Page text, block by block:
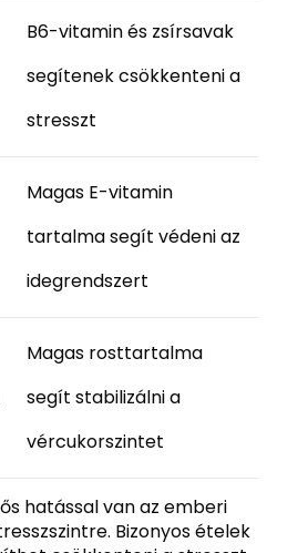
B6-vitamin és zsírsavak
segítenek csökkenteni a
stresszt
Magas E-vitamin
tartalma segít védeni az
idegrendszert
Magas rosttartalma
segít stabilizálni a
vércukorszintet
hatással van az emberi
Bizonyos ételek